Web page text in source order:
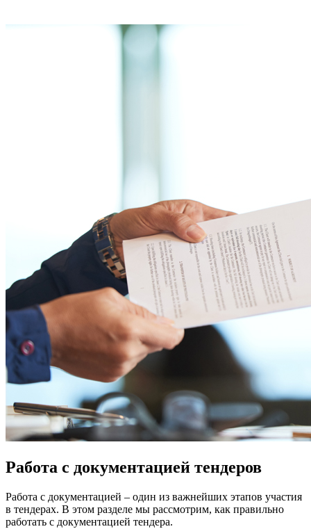
Работа с документацией тендеров
Работа с документацией – один из важнейших этапов участия
в тендерах. В этом разделе мы рассмотрим, как правильно
работать с документацией тендера.